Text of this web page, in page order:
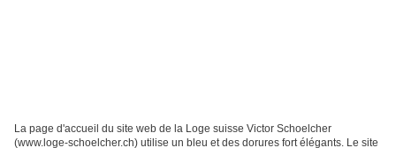
La page d'accueil du site web de la Loge suisse Victor Schoelcher
(www.loge-schoelcher.ch) utilise un bleu et des dorures fort élégants. Le site